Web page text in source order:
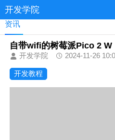
开发学院
资讯
自带wifi的树莓派Pico 2 W
开发学院 2024-11-26
开发教程